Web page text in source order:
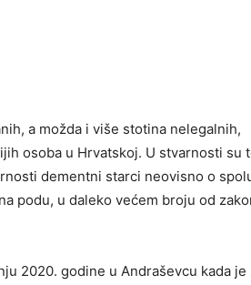
a možda i više stotina nelegalnih,
osoba u Hrvatskoj. U stvarnosti su
dementni starci neovisno o
podu, u daleko većem broju od
2020. godine u Andraševcu kada je